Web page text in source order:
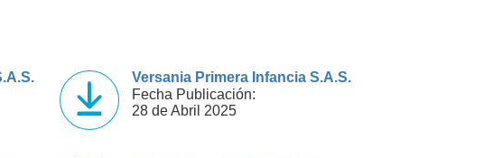
Versania Primera Infancia S.A.S.
Fecha Publicación:
28 de Abril 2025